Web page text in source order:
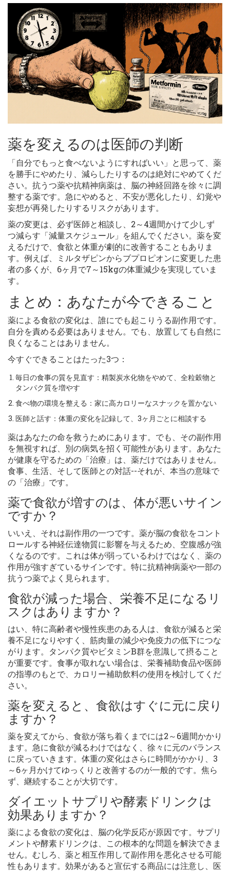
薬を変えるのは医師の判断
「自分でもっと食べないようにすればいい」と思って、薬
を勝手にやめたり、減らしたりするのは絶対にやめてくだ
さい。抗うつ薬や抗精神病薬は、脳の神経回路を徐々に調
整する薬です。急にやめると、不安が悪化したり、幻覚や
妄想が再発したりするリスクがあります。
薬の変更は、必ず医師と相談し、2～4週間かけて少しず
つ減らす「減量スケジュール」を組んでください。薬を変
えるだけで、食欲と体重が劇的に改善することもありま
す。例えば、ミルタザピンからブプロピオンに変更した患
者の多くが、6ヶ月で7～15kgの体重減少を実現していま
す。
まとめ：あなたが今できること
薬による食欲の変化は、誰にでも起こりうる副作用です。
自分を責める必要はありません。でも、放置しても自然に
良くなることはありません。
今すぐできることはたった3つ：
毎日の食事の質を見直す：精製炭水化物をやめて、全粒穀物と
タンパク質を増やす
食べ物の環境を整える：家に高カロリーなスナックを置かない
医師と話す：体重の変化を記録して、3ヶ月ごとに相談する
薬はあなたの命を救うためにあります。でも、その副作用
を無視すれば、別の病気を招く可能性があります。あなた
が健康を守るための「治療」は、薬だけではありません。
食事、生活、そして医師との対話--それが、本当の意味で
の「治療」です。
薬で食欲が増すのは、体が悪いサイン
ですか？
いいえ、それは副作用の一つです。薬が脳の食欲をコント
ロールする神経伝達物質に影響を与えるため、空腹感が強
くなるのです。これは体が弱っているわけではなく、薬の
作用が強すぎているサインです。特に抗精神病薬や一部の
抗うつ薬でよく見られます。
食欲が減った場合、栄養不足になるリ
スクはありますか？
はい、特に高齢者や慢性疾患のある人は、食欲が減ると栄
養不足になりやすく、筋肉量の減少や免疫力の低下につな
がります。タンパク質やビタミンB群を意識して摂ること
が重要です。食事が取れない場合は、栄養補助食品や医師
の指導のもとで、カロリー補助飲料の使用を検討してくだ
さい。
薬を変えると、食欲はすぐに元に戻り
ますか？
薬を変えてから、食欲が落ち着くまでには2～6週間かかり
ます。急に食欲が減るわけではなく、徐々に元のバランス
に戻っていきます。体重の変化はさらに時間がかかり、3
～6ヶ月かけてゆっくりと改善するのが一般的です。焦ら
ず、継続することが大切です。
ダイエットサプリや酵素ドリンクは
効果ありますか？
薬による食欲の変化は、脳の化学反応が原因です。サプリ
メントや酵素ドリンクは、この根本的な問題を解決できま
せん。むしろ、薬と相互作用して副作用を悪化させる可能
性もあります。効果があると宣伝する商品には注意し、医